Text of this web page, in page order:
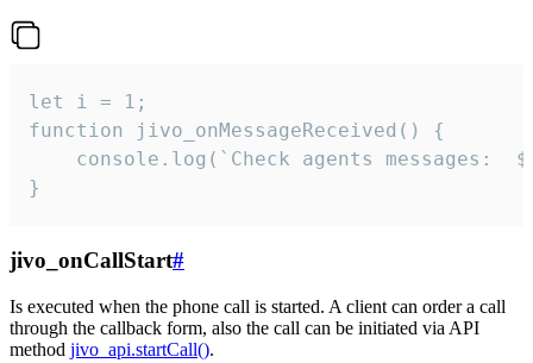
let i = 1;
function jivo_onMessageReceived() {
}
jivo_onCallStart#
Is executed when the phone call is started. A client can order a call
through the callback form, also the call can be initiated via API
method jivo_api.startCall().